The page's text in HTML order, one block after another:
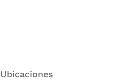
Ubicaciones